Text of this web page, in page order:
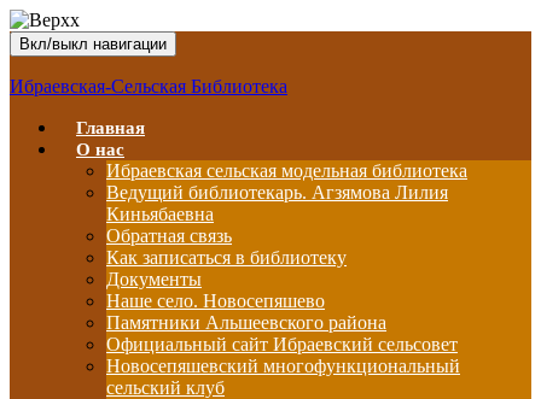
Вкл/выкл навигации
Ибраевская-Сельская Библиотека
Главная
О нас
Ибраевская сельская модельная библиотека
Ведущий библиотекарь. Агзямова Лилия
Киньябаевна
Обратная связь
Как записаться в библиотеку
Документы
Наше село. Новосепяшево
Памятники Альшеевского района
Официальный сайт Ибраевский сельсовет
Новосепяшевский многофункциональный
сельский клуб